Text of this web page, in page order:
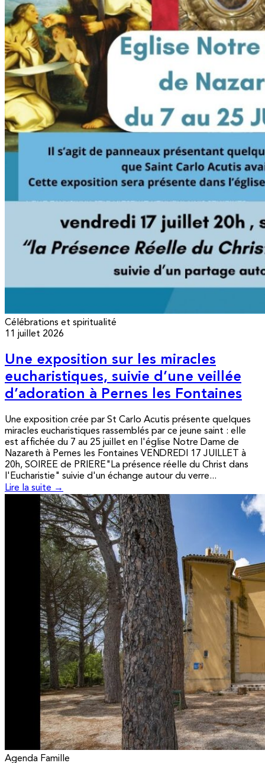
Célébrations et spiritualité
11 juillet 2026
Une exposition sur les miracles
eucharistiques, suivie d’une veillée
d’adoration à Pernes les Fontaines
Une exposition crée par St Carlo Acutis présente quelques
miracles eucharistiques rassemblés par ce jeune saint : elle
est affichée du 7 au 25 juillet en l'église Notre Dame de
Nazareth à Pernes les Fontaines VENDREDI 17 JUILLET à
20h, SOIREE de PRIERE"La présence réelle du Christ dans
l'Eucharistie" suivie d'un échange autour du verre...
Lire la suite →
Agenda Famille